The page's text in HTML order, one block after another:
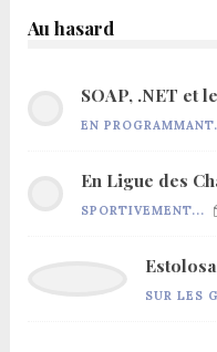
Au hasard
SOAP, .NET et
EN
En Ligue des
SPORTIVEMENT...
SUR LES